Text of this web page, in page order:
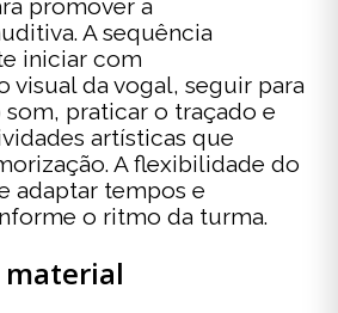
promover a
A sequência
iniciar com
visual da vogal, seguir para
praticar o traçado e
artísticas que
A flexibilidade do
adaptar tempos e
o ritmo da turma.
material